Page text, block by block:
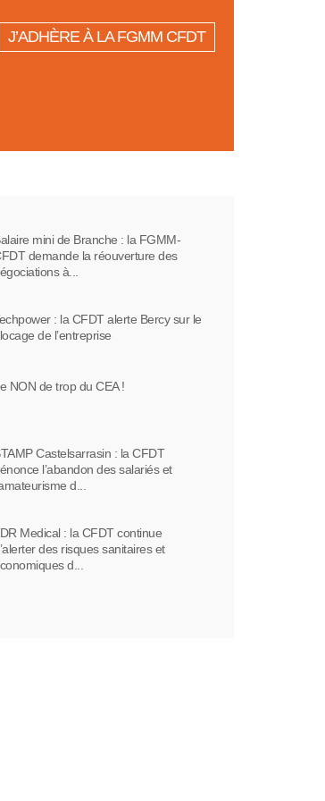
J’ADHÈRE À LA FGMM CFDT
mini de Branche : la FGMM-
demande la réouverture des
à...
: la CFDT alerte Bercy sur le
de l’entreprise
NON de trop du CEA !
Castelsarrasin : la CFDT
l’abandon des salariés et
d...
Medical : la CFDT continue
des risques sanitaires et
d...